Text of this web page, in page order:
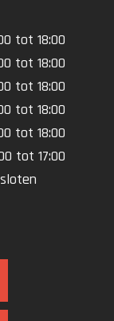
tot 18:00
tot 18:00
tot 18:00
tot 18:00
tot 18:00
tot 17:00